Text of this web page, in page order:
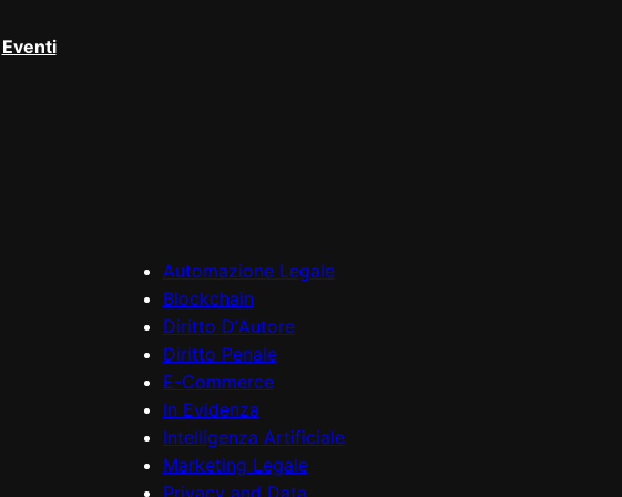
Eventi
Automazione Legale
Blockchain
Diritto D'Autore
Diritto Penale
E-Commerce
In Evidenza
Intelligenza Artificiale
Marketing Legale